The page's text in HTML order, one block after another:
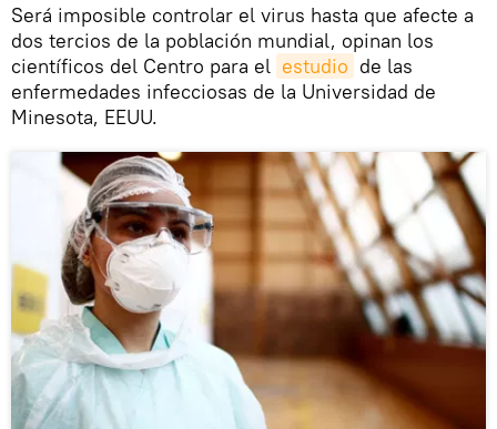
Será imposible controlar el virus hasta que afecte a
dos tercios de la población mundial, opinan los
científicos del Centro para el estudio de las
enfermedades infecciosas de la Universidad de
Minesota, EEUU.